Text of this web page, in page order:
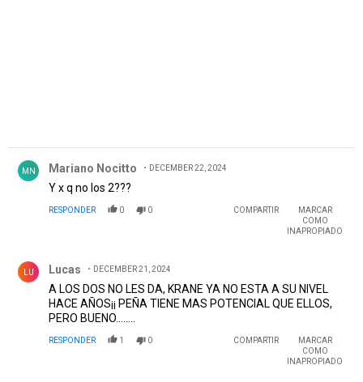
MN Mariano Nocitto DECEMBER 22, 2024
Y x q no los 2???
RESPONDER 0 0 COMPARTIR
MARCAR
COMO
INAPROPIADO
LU Lucas DECEMBER 21, 2024
A LOS DOS NO LES DA, KRANE YA NO ESTA A SU NIVEL
HACE AÑOS¡¡ PEÑA TIENE MAS POTENCIAL QUE ELLOS,
PERO BUENO........
RESPONDER 1 0 COMPARTIR
MARCAR
COMO
INAPROPIADO